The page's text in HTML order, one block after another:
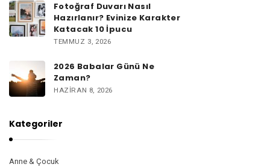
Fotoğraf Duvarı Nasıl
Hazırlanır? Evinize Karakter
Katacak 10 İpucu
TEMMUZ 3, 2026
2026 Babalar Günü Ne
Zaman?
HAZIRAN 8, 2026
Kategoriler
Anne & Çocuk